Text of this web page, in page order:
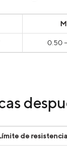
0.50
de